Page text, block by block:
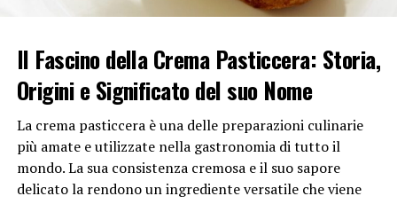
digerito meglio. Inoltre, possono essere utilizzate per
evitare di toccare il cibo con le mani quando si mangia
fuori casa, dove il cibo potrebbe essere stato
contaminato.
In generale, il loro uso è un’abitudine che si è diffusa in
tutto il mondo e che ha molte ragioni diverse. Le posate
sono diventate una parte integrante della cultura
Il Fascino della Crema Pasticcera: Storia,
Origini e Significato del suo Nome
La crema pasticcera è una delle preparazioni culinarie
più amate e utilizzate nella gastronomia di tutto il
mondo. La sua consistenza cremosa e il suo sapore
delicato la rendono un ingrediente versatile che viene